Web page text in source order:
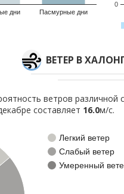
дни Пасмурные дни
0
ВЕТЕР В
ветров различной
составляет 16.0м/с.
Легкий ветер
Слабый ветер
Умеренный